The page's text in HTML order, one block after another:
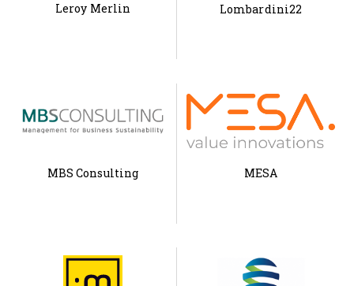
Leroy Merlin Lombardini22
MBS Consulting MESA